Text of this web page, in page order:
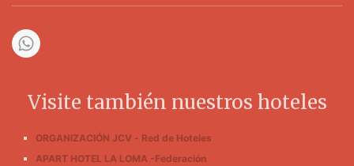
Visite también nuestros hoteles
ORGANIZACIÓN JCV - Red de Hoteles
APART HOTEL LA LOMA -Federación